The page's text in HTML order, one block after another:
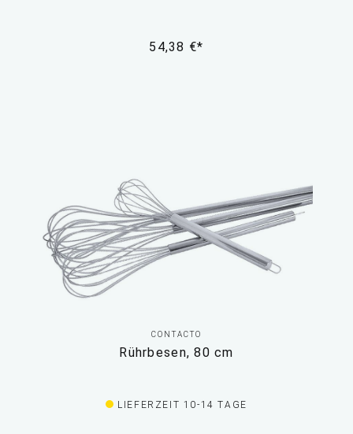
54,38 €*
CONTACTO
Rührbesen, 80 cm
LIEFERZEIT 10-14 TAGE